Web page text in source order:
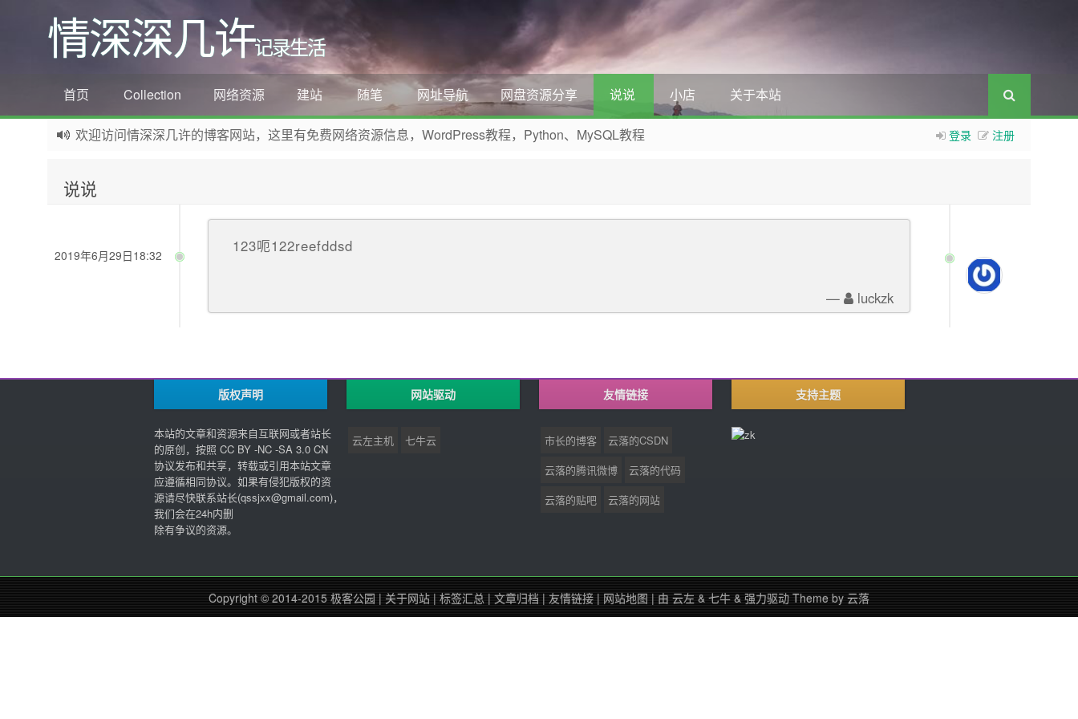
情深深几许记录生活
首页 Collection 网络资源 建站 随笔 网址导航 网盘资源分享 说说 小店 关于本站
登录 注册
欢迎访问情深深几许的博客网站，这里有免费网络资源信息，WordPress教程，Python、MySQL教程
说说
2019年6月29日18:32 123呃122reefddsd
— luckzk
版权声明
本站的文章和资源来自互联网或者站长
的原创，按照 CC BY -NC -SA 3.0 CN
协议发布和共享，转载或引用本站文章
应遵循相同协议。如果有侵犯版权的资
源请尽快联系站长(qssjxx@gmail.com)，
我们会在24h内删
除有争议的资源。
网站驱动
云左主机 七牛云
友情链接
市长的博客
云落的CSDN
云落的腾讯微博
云落的代码
云落的贴吧
云落的网站
支持主题
Copyright © 2014-2015 极客公园 | 关于网站 | 标签汇总 | 文章归档 | 友情链接 | 网站地图 | 由 云左 & 七牛 & 强力驱动 Theme by 云落